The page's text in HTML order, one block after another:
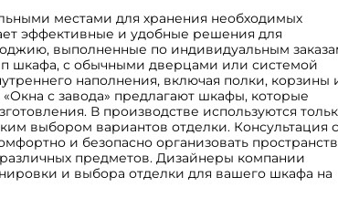
местами для хранения необходимых
эффективные и удобные решения для
выполненные по индивидуальным
шкафа, с обычными дверцами или системой
наполнения, включая полки, корзины
с завода» предлагают шкафы, которые
В производстве используются
выбором вариантов отделки. Консультация с
и безопасно организовать
предметов. Дизайнеры компании
и выбора отделки для вашего шкафа на